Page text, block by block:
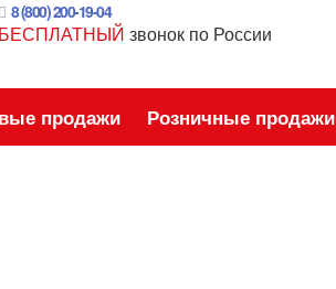
8 (800) 200-19-04
БЕСПЛАТНЫЙ звонок по России
продажи Розничные продажи